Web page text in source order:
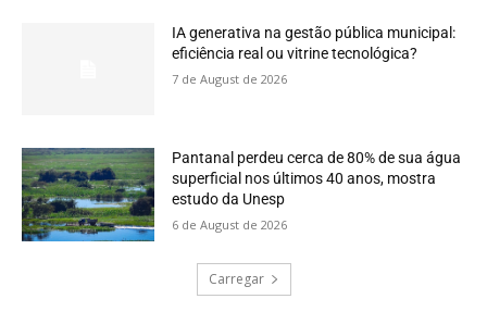
IA generativa na gestão pública municipal:
eficiência real ou vitrine tecnológica?
7 de August de 2026
Pantanal perdeu cerca de 80% de sua água
superficial nos últimos 40 anos, mostra
estudo da Unesp
6 de August de 2026
Carregar